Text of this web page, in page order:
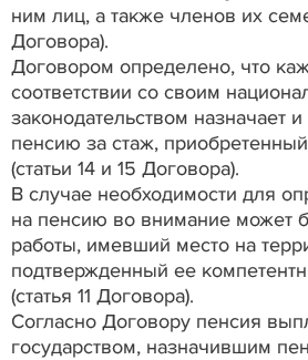
ним лиц, а также членов их
Договора).
Договором определено, что
соответствии со своим
законодательством назначает
пенсию за стаж,
(статьи 14 и 15 Договора).
В случае необходимости для
на пенсию во внимание может
работы, имевший место на
подтвержденный ее
(статья 11 Договора).
Согласно Договору пенсия
государством, назначившим